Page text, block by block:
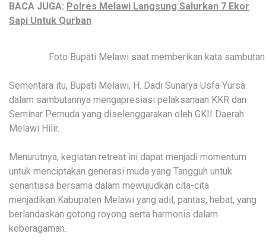
BACA JUGA: Polres Melawi Langsung Salurkan 7 Ekor
Sapi Untuk Qurban
Foto Bupati Melawi saat memberikan kata sambutan
Sementara itu, Bupati Melawi, H. Dadi Sunarya Usfa Yursa
dalam sambutannya mengapresiasi pelaksanaan KKR dan
Seminar Pemuda yang diselenggarakan oleh GKII Daerah
Melawi Hilir.
Menurutnya, kegiatan retreat ini dapat menjadi momentum
untuk menciptakan generasi muda yang Tangguh untuk
senantiasa bersama dalam mewujudkan cita-cita
menjadikan Kabupaten Melawi yang adil, pantas, hebat, yang
berlandaskan gotong royong serta harmonis dalam
keberagaman.